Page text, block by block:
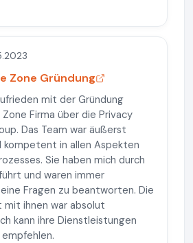
Zone Gründung
mit der Gründung
Zone Firma über die Privacy
Das Team war äußerst
kompetent in allen Aspekten
Sie haben mich durch
und waren immer
Fragen zu beantworten. Die
mit ihnen war absolut
kann ihre Dienstleistungen